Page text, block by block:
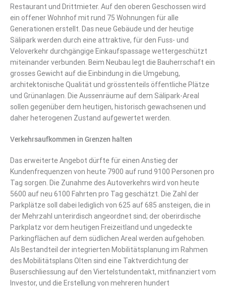
Restaurant und Drittmieter. Auf den oberen Geschossen wird
ein offener Wohnhof mit rund 75 Wohnungen für alle
Generationen erstellt. Das neue Gebäude und der heutige
Sälipark werden durch eine attraktive, für den Fuss- und
Veloverkehr durchgängige Einkaufspassage wettergeschützt
miteinander verbunden. Beim Neubau legt die Bauherrschaft ein
grosses Gewicht auf die Einbindung in die Umgebung,
architektonische Qualität und grösstenteils öffentliche Plätze
und Grünanlagen. Die Aussenräume auf dem Sälipark-Areal
sollen gegenüber dem heutigen, historisch gewachsenen und
daher heterogenen Zustand aufgewertet werden.
Verkehrsaufkommen in Grenzen halten
Das erweiterte Angebot dürfte für einen Anstieg der
Kundenfrequenzen von heute 7900 auf rund 9100 Personen pro
Tag sorgen. Die Zunahme des Autoverkehrs wird von heute
5600 auf neu 6100 Fahrten pro Tag geschätzt. Die Zahl der
Parkplätze soll dabei lediglich von 625 auf 685 ansteigen, die in
der Mehrzahl unterirdisch angeordnet sind; der oberirdische
Parkplatz vor dem heutigen Freizeitland und ungedeckte
Parkingflächen auf dem südlichen Areal werden aufgehoben.
Als Bestandteil der integrierten Mobilitätsplanung im Rahmen
des Mobilitätsplans Olten sind eine Taktverdichtung der
Buserschliessung auf den Viertelstundentakt, mitfinanziert vom
Investor, und die Erstellung von mehreren hundert